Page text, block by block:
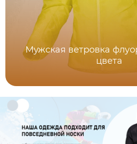
Мужская ветровка
цвета